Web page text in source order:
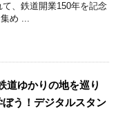
、鉄道開業150年を記念
め ...
道ゆかりの地を巡り
ぼう！デジタルスタン